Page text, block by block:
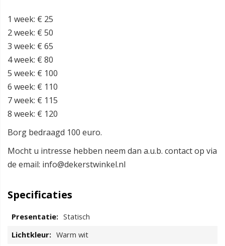
1 week: € 25
2 week: € 50
3 week: € 65
4 week: € 80
5 week: € 100
6 week: € 110
7 week: € 115
8 week: € 120
Borg bedraagd 100 euro.
Mocht u intresse hebben neem dan a.u.b. contact op via
de email: info@dekerstwinkel.nl
Specificaties
Statisch
Warm wit